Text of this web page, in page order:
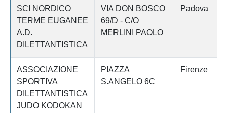
SCI NORDICO
TERME EUGANEE
A.D.
DILETTANTISTICA
VIA DON BOSCO
69/D - C/O
MERLINI PAOLO
Padova
ASSOCIAZIONE
SPORTIVA
DILETTANTISTICA
JUDO KODOKAN
PIAZZA
S.ANGELO 6C
Firenze